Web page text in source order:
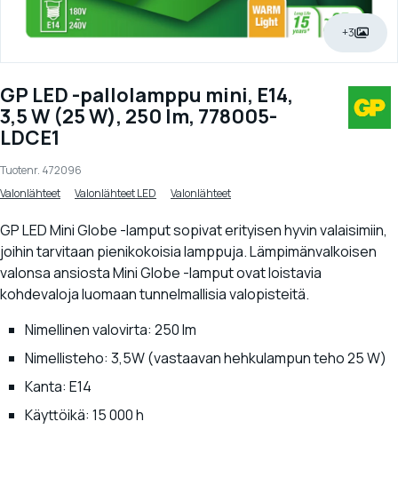
+3
GP LED -pallolamppu mini, E14,
3,5 W (25 W), 250 lm, 778005-
LDCE1
Tuotenr. 472096
Valonlähteet
Valonlähteet LED Valonlähteet
GP LED Mini Globe -lamput sopivat erityisen hyvin valaisimiin,
joihin tarvitaan pienikokoisia lamppuja. Lämpimänvalkoisen
valonsa ansiosta Mini Globe -lamput ovat loistavia
kohdevaloja luomaan tunnelmallisia valopisteitä.
Nimellinen valovirta: 250 lm
Nimellisteho: 3,5W (vastaavan hehkulampun teho 25 W)
Kanta: E14
Käyttöikä: 15 000 h